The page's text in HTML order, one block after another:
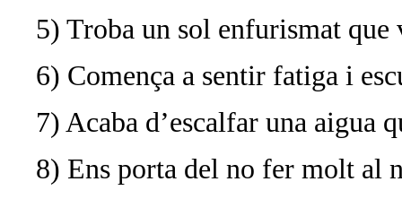
5) Troba un sol enfurismat
6) Comença a sentir fatiga i
7) Acaba d’escalfar una aigua
8) Ens porta del no fer molt al